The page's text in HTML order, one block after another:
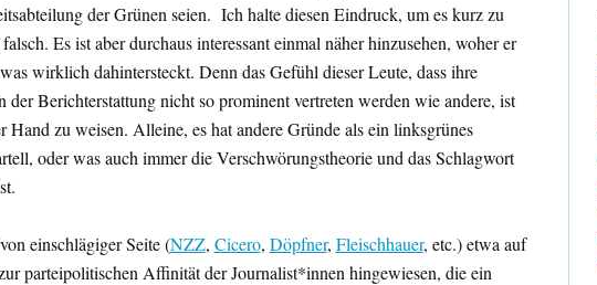
der Grünen seien. Ich halte diesen Eindruck, um es kurz zu
Es ist aber durchaus interessant einmal näher hinzusehen, woher er
wirklich dahintersteckt. Denn das Gefühl dieser Leute, dass ihre
der Berichterstattung nicht so prominent vertreten werden wie andere, ist
Hand zu weisen. Alleine, es hat andere Gründe als ein linksgrünes
oder was auch immer die Verschwörungstheorie und das Schlagwort
einschlägiger Seite (NZZ, Cicero, Döpfner, Fleischhauer, etc.) etwa auf
parteipolitischen Affinität der Journalist*innen hingewiesen, die ein